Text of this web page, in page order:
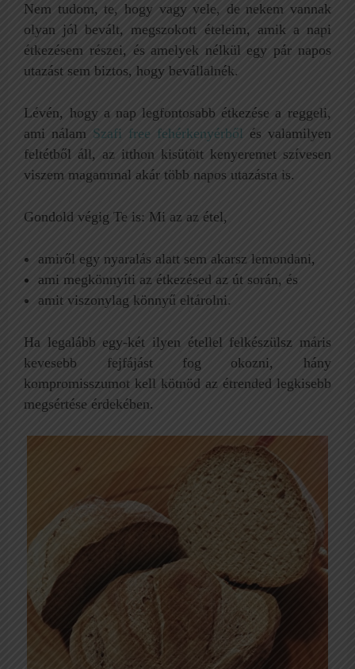
Nem tudom, te, hogy vagy vele, de nekem vannak
olyan jól bevált, megszokott ételeim, amik a napi
étkezésem részei, és amelyek nélkül egy pár napos
utazást sem biztos, hogy bevállalnék.
Lévén, hogy a nap legfontosabb étkezése a reggeli,
ami nálam Szafi free fehérkenyérből és valamilyen
feltétből áll, az itthon kisütött kenyeremet szívesen
viszem magammal akár több napos utazásra is.
Gondold végig Te is: Mi az az étel,
amiről egy nyaralás alatt sem akarsz lemondani,
ami megkönnyíti az étkezésed az út során, és
amit viszonylag könnyű eltárolni.
Ha legalább egy-két ilyen étellel felkészülsz máris
kevesebb fejfájást fog okozni, hány
kompromisszumot kell kötnöd az étrended legkisebb
megsértése érdekében.